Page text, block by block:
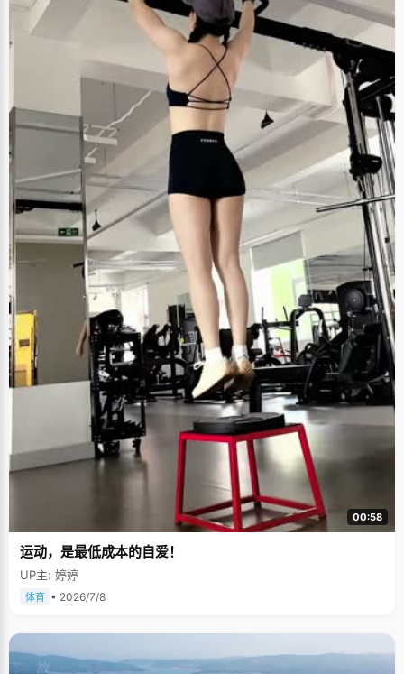
00:58
运动，是最低成本的自爱！
UP主: 婷婷
体育 • 2026/7/8